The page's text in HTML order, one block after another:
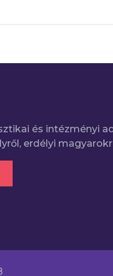
és intézményi
erdélyi